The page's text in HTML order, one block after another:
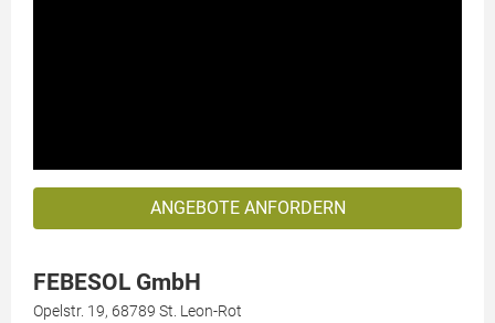
ANGEBOTE ANFORDERN
FEBESOL GmbH
Opelstr. 19, 68789 St. Leon-Rot